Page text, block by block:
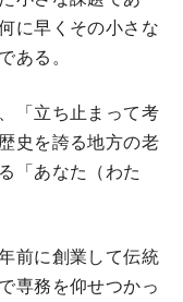
に早くその小さな
ある。
「立ち止まって考
史を誇る地方の老
「あなた（わた
前に創業して伝統
専務を仰せつかっ